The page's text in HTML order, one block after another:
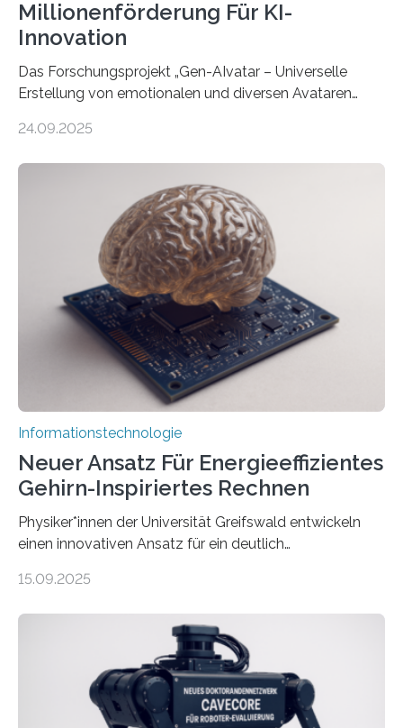
Millionenförderung Für KI-
Innovation
Das Forschungsprojekt „Gen-AIvatar – Universelle
Erstellung von emotionalen und diversen Avataren
Förderung in Höhe von rund 2 Millionen Euro. Dabei
der Universität Bonn und der TH Köln gemeinsam mit
der MindPort GmbH eine neuartige, KI-gestützte
Lösung zur Erzeugung von Emotionen für realistische
Avatare. Gen-AIvatar entwickelt innovative und
kosteneffiziente Methoden, um lebensechte Avatare zu
erstellen. „Besonders wichtig ist uns eine ganzheitliche
Animation, bei der Stimme, Körperbewegung, Gestik
und Mimik im Einklang sind…
24.09.2025
Informationstechnologie
Neuer Ansatz Für Energieeffizientes
Gehirn-Inspiriertes Rechnen
Physiker*innen der Universität Greifswald entwickeln
einen innovativen Ansatz für ein deutlich
Lösungsweg ist inspiriert vom menschlichen Gehirn. Die
stellt die heutige Computertechnik vor
Herausforderungen. Herkömmliche Silizium-
Prozessoren stoßen an ihre Grenzen: Sie verbrauchen
viel Energie, die Speicher- und Verarbeitungseinheiten
sind voneinander getrennt und die Datenübertragung
15.09.2025